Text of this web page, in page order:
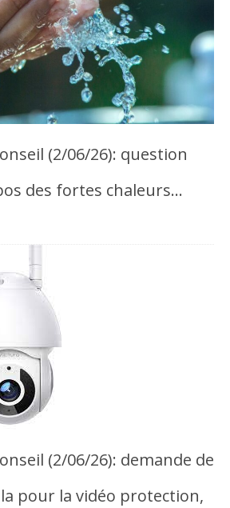
(2/06/26): question
des fortes chaleurs…
(2/06/26): demande de
pour la vidéo protection,